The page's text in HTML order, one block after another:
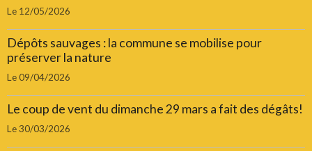
Le 12/05/2026
Dépôts sauvages : la commune se mobilise pour
préserver la nature
Le 09/04/2026
Le coup de vent du dimanche 29 mars a fait des dégâts!
Le 30/03/2026